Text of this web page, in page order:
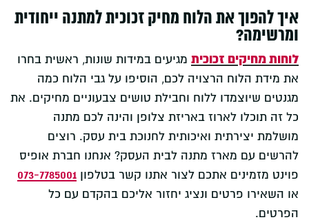
איך להפוך את הלוח מחיק זכוכית למתנה ייחודית
ומרשימה?
לוחות מחיקים זכוכית מגיעים במידות שונות, ראשית בחרו
את מידת הלוח הרצויה לכם, הוסיפו על גבי הלוח כמה
מגנטים שיוצמדו ללוח וחבילת טושים צבעוניים מחיקים. את
כל זה תוכלו לארוז באריזת צלופן והינה לכם מתנה
מושלמת יצירתית ואיכותית לחנוכת בית עסק. רוצים
להרשים עם מארז מתנה לבית העסק? אנחנו חברת אופיס
פוינט מזמינים אתכם לצור אתנו קשר בטלפון 073-7785001
או השאירו פרטים ונציג יחזור אליכם בהקדם עם כל
הפרטים.